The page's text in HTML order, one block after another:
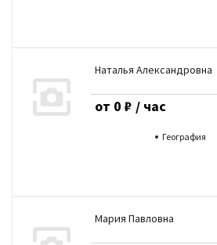
География
от 0 ₽ / час
Наталья Александровна
Мария Павловна